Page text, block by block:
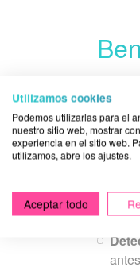
Es
Utilizamos cookies
Podemos utilizarlas para el
nuestro sitio web, mostrar
experiencia en el sitio web.
utilizamos, abre los ajustes.
Aceptar todo